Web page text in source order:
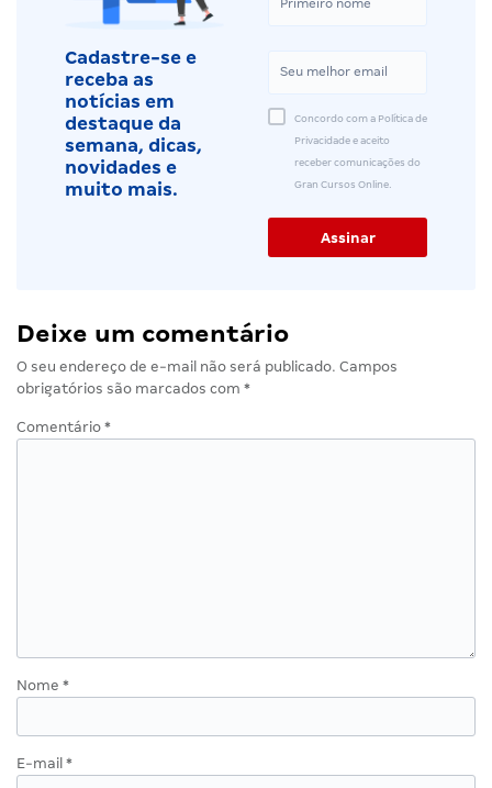
Cadastre-se e
receba as
notícias em
destaque da
semana, dicas,
novidades e
muito mais.
Concordo com a Política de
Privacidade e aceito
receber comunicações do
Gran Cursos Online.
Deixe um comentário
O seu endereço de e-mail não será publicado. Campos
obrigatórios são marcados com *
Comentário *
Nome *
E-mail *